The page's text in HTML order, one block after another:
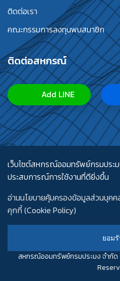
ติดต่อเรา
คณะกรรมการลงทุนพบสมาชิก
ติดต่อสหกรณ์
Add LINE
เว็บไซต์สหกรณ์ออมทรัพย์กรมประ
ประสบการณ์การใช้งานที่ดียิ่งขึ้น
อ่านนโยบายคุ้มครองข้อมูลส่วนบุคค
คุกกี้ (Cookie Policy)
ยอม
สหกรณ์ออมทรัพย์กรมประมง จำกัด